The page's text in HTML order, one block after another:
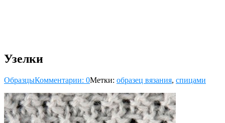
Узелки
ОбразцыКомментарии: 0Метки: образец вязания, спицами